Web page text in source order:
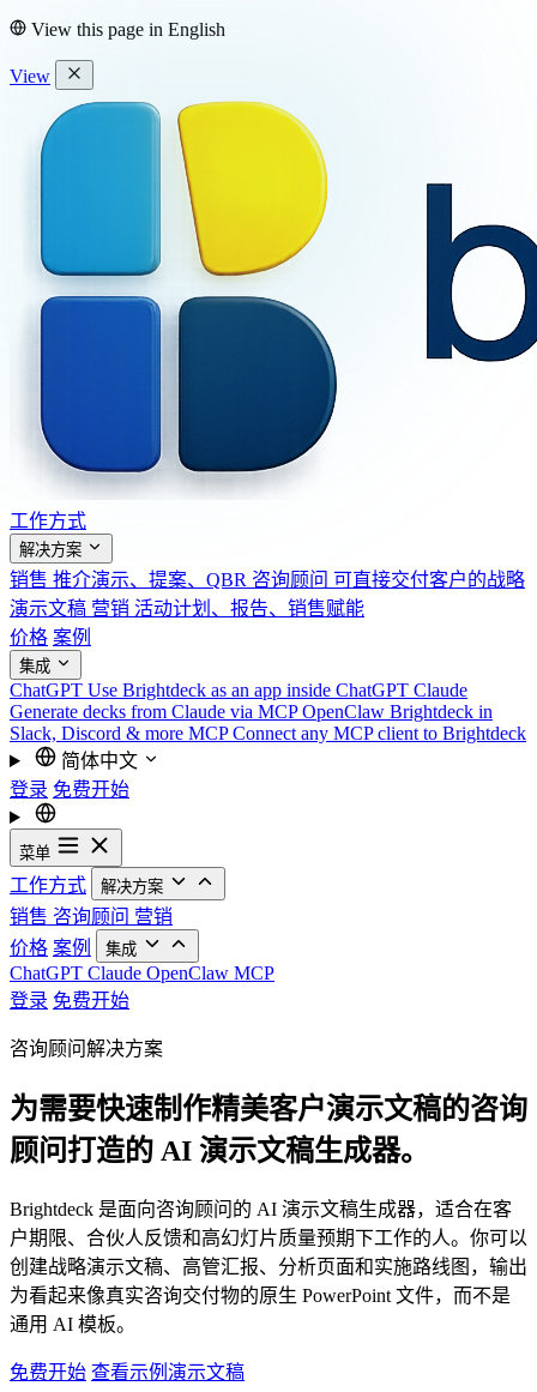
View this page in English
View
工作方式
解决方案
销售 推介演示、提案、QBR 咨询顾问 可直接交付客户的战略
演示文稿 营销 活动计划、报告、销售赋能
价格 案例
集成
ChatGPT Use Brightdeck as an app inside ChatGPT Claude
Generate decks from Claude via MCP OpenClaw Brightdeck in
Slack, Discord & more MCP Connect any MCP client to Brightdeck
简体中文
登录 免费开始
菜单
工作方式 解决方案
销售 咨询顾问 营销
价格 案例 集成
ChatGPT Claude OpenClaw MCP
登录 免费开始
咨询顾问解决方案
为需要快速制作精美客户演示文稿的咨询
顾问打造的 AI 演示文稿生成器。
Brightdeck 是面向咨询顾问的 AI 演示文稿生成器，适合在客
户期限、合伙人反馈和高幻灯片质量预期下工作的人。你可以
创建战略演示文稿、高管汇报、分析页面和实施路线图，输出
为看起来像真实咨询交付物的原生 PowerPoint 文件，而不是
通用 AI 模板。
免费开始 查看示例演示文稿